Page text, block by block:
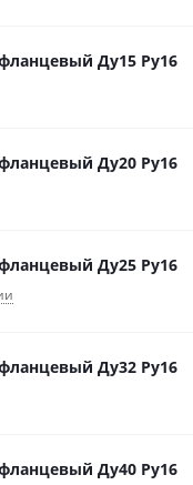
Ду15 Ру16
Ду20 Ру16
Ду25 Ру16
Ду32 Ру16
Ду40 Ру16